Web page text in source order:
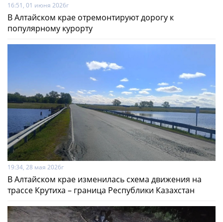
16:51, 01 июня 2026г
В Алтайском крае отремонтируют дорогу к
популярному курорту
19:34, 28 мая 2026г
В Алтайском крае изменилась схема движения на
трассе Крутиха – граница Республики Казахстан